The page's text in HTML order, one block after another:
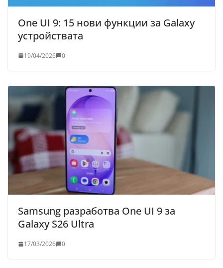
One UI 9: 15 нови функции за Galaxy
устройствата
19/04/2026 0
Samsung разработва One UI 9 за
Galaxy S26 Ultra
17/03/2026 0